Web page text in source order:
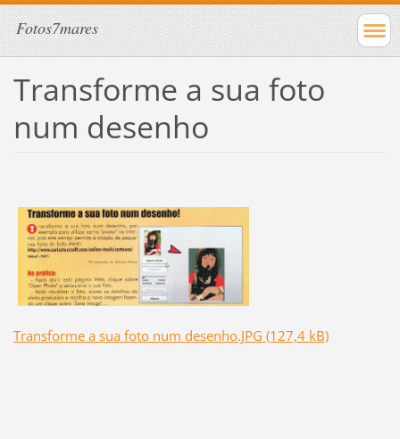
Fotos7mares
Transforme a sua foto
num desenho
Transforme a sua foto num desenho.JPG (127,4 kB)